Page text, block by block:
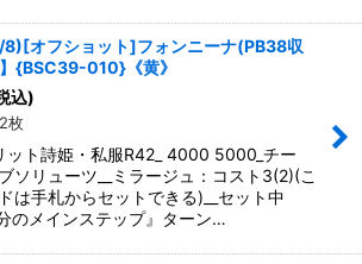
オフショット]フォンニーナ(PB38収
{BSC39-010}《黄》
込)
枚
ット詩姫・私服R42_ 4000 5000_チー
ソリューツ__ミラージュ：コスト3(2)(こ
は手札からセットできる)__セット中
分のメインステップ』ターン…